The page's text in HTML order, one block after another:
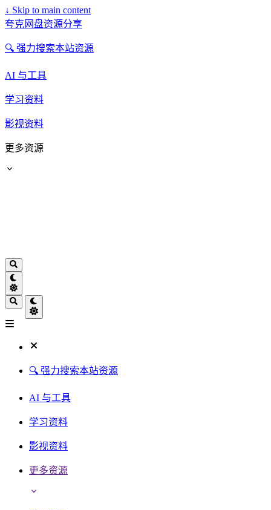
↓ Skip to main content
夸克网盘资源分享
🔍 强力搜索本站资源
AI 与工具
学习资料
影视资料
更多资源
🔍 强力搜索本站资源
AI 与工具
学习资料
影视资料
更多资源